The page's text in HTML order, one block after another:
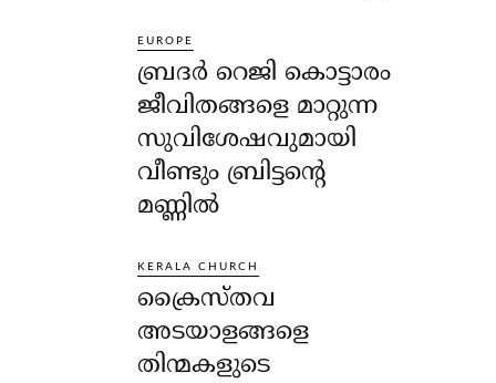
EUROPE
ബ്രദർ റെജി കൊട്ടാരം
ജീവിതങ്ങളെ മാറ്റുന്ന
സുവിശേഷവുമായി
വീണ്ടും ബ്രിട്ടന്റെ
മണ്ണിൽ
KERALA CHURCH
ക്രൈസ്തവ
അടയാളങ്ങളെ
തിന്മകളുടെ